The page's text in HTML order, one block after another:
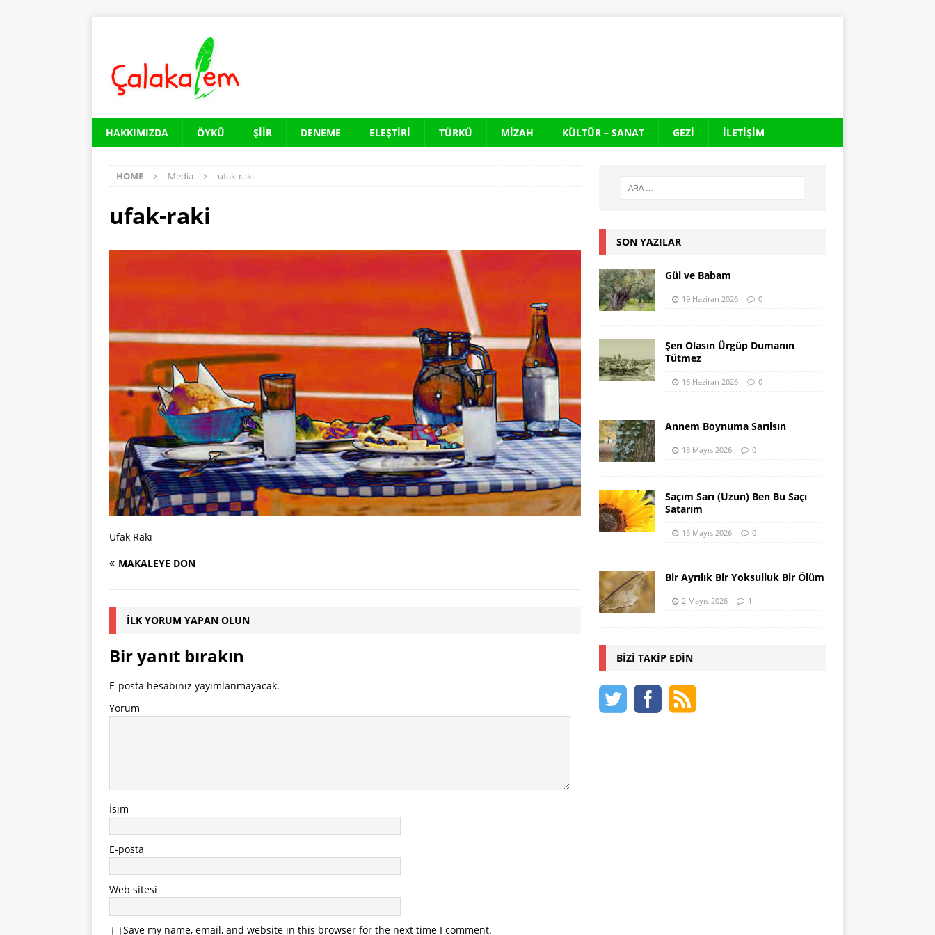
HAKKIMIZDA ÖYKÜ ŞIIR DENEME ELEŞTIRI TÜRKÜ MIZAH KÜLTÜR – SANAT GEZI İLETIŞIM
HOME Media ufak-raki
ufak-raki
Ufak Rakı
MAKALEYE DÖN
İLK YORUM YAPAN OLUN
Bir yanıt bırakın
E-posta hesabınız yayımlanmayacak.
Yorum
İsim
E-posta
Web sitesi
Save my name, email, and website in this browser for the next time I comment.
SON YAZILAR
Gül ve Babam
19 Haziran 2026 0
Şen Olasın Ürgüp Dumanın
Tütmez
16 Haziran 2026 0
Annem Boynuma Sarılsın
18 Mayıs 2026 0
Saçım Sarı (Uzun) Ben Bu Saçı
Satarım
15 Mayıs 2026 0
Bir Ayrılık Bir Yoksulluk Bir Ölüm
2 Mayıs 2026 1
BIZI TAKIP EDIN